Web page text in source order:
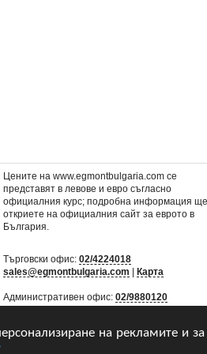
на рекламите и
Цените на www.egmontbulgaria.com се
представят в левове и евро съгласно
официалния курс; подробна информация ще
откриете наофициалния сайт за еврото в
България
Търговски офис:02/4224018
sales@egmontbulgaria.com |Карта
Административен офис:02/9880120
mail@egmontbulgaria.com|Карта